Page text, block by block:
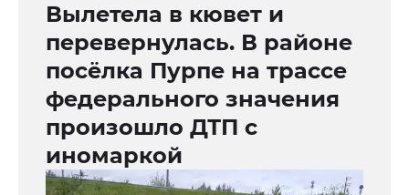
Вылетела в кювет и
перевернулась. В районе
посёлка Пурпе на трассе
федерального значения
произошло ДТП с
иномаркой